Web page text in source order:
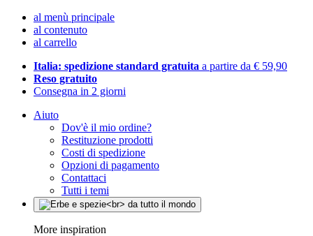
al menù principale
al contenuto
al carrello
Italia: spedizione standard gratuita a partire da € 59,90
Reso gratuito
Consegna in 2 giorni
Aiuto
Dov'è il mio ordine?
Restituzione prodotti
Costi di spedizione
Opzioni di pagamento
Contattaci
Tutti i temi
More inspiration